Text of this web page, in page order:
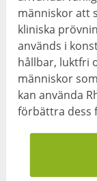
människor att
kliniska
används i
hållbar, luktfri
människor
kan använda
förbättra dess